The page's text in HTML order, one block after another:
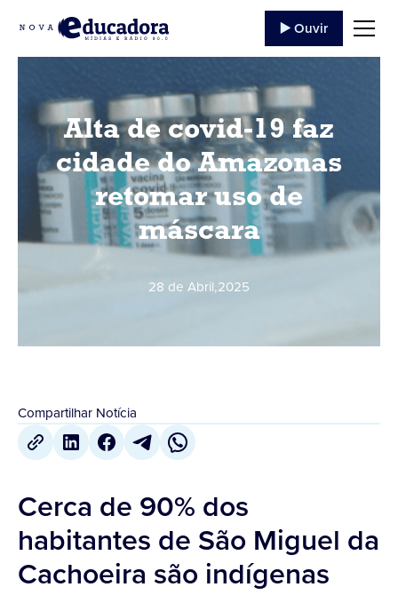
▶️ Ouvir
Alta de covid-19 faz
cidade do Amazonas
retomar uso de
máscara
28 de Abril,2025
Compartilhar Notícia
Cerca de 90% dos
habitantes de São Miguel da
Cachoeira são indígenas